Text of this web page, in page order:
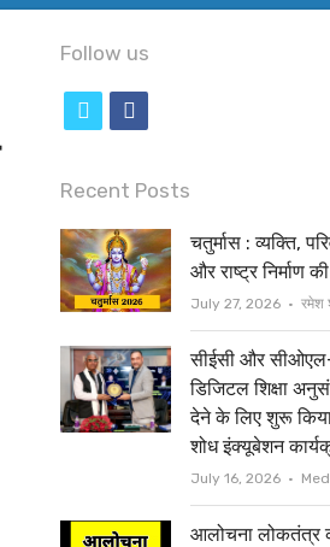
Follow us
i
t
t
e
r
c
e
b
o
o
k
Recent Posts
चतुर्मास : व्यक्ति,
और राष्ट्र निर्माण
July 27, 2026 रमेश
सीईसी और
डिजिटल शिक्षा
देने के लिए शुरू
शोध इंक्यूबेशन
July 16, 2026
आलोचना लोकतंत्र